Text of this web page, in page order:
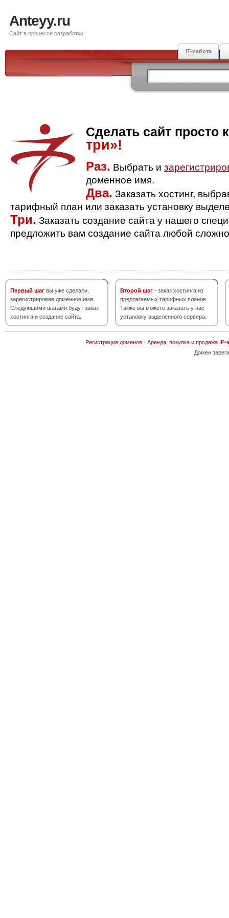
Anteyy.ru
Сайт в процессе разработки
IT-работа
Сделать сайт просто
три»!
Раз. Выбрать и
доменное имя.
Два. Заказать хостинг,
тарифный план или заказать установку
Три. Заказать создание сайта у нашего
предложить вам создание сайта любой
Первый шаг вы уже сделали,
зарегистрировав доменное имя.
Следующими шагами будут заказ
хостинга и создание сайта.
Второй шаг - заказ хостинга из
предлагаемых тарифных планов.
Также вы можете заказать у нас
установку выделенного сервера.
Регистрация доменов· Аренда, покупка и продажа IP-
Домен